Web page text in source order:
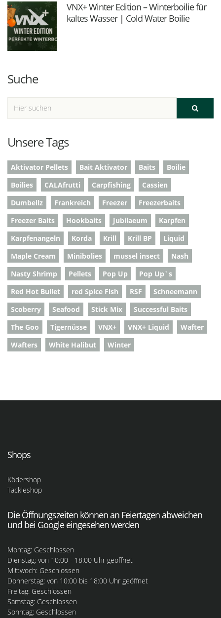
VNX+ Winter Edition – Winterboilie für
kaltes Wasser | Cold Water Boilie
Suche
Unsere Tags
Aktivator Pellets Bait Aktivator Baits
Boilie
Boilies
CALAfrutti Carpfishing
Cassien
Dumbellz
Frankreich Freezer
Freezerbaits
Freezer Baits
Hookbaits Jubilaeum
Karpfen
Karpfenangeln
Korda Krill Krill BP
Liquid
Maple Cream
Minibolies mussel insect
Nash
Nasty Shrimp
Pellets Pop Up
Pop Up`s
Red Hot Bullet
red Spice Fish RSF
Schneemann
Scoberry
Seafood Stick Mix
Successful Baits
The Goo
Tigernüsse VNX+ VNX+ Liquid
Wafter
Wafters
White Halibut Winter
Shops
Ködershop
Tackleshop
Die Öffnungszeiten können an Feiertagen abweichen
und bei Google eingesehen werden
Montag: Geschlossen
Dienstag: von 10:00 - 18:00 Uhr geöffnet
Mittwoch: Geschlossen
Donnerstag: von 10:00 bis 18:00 Uhr geöffnet
Freitag: Geschlossen
Samstag: Geschlossen
Sonntag: Geschlossen